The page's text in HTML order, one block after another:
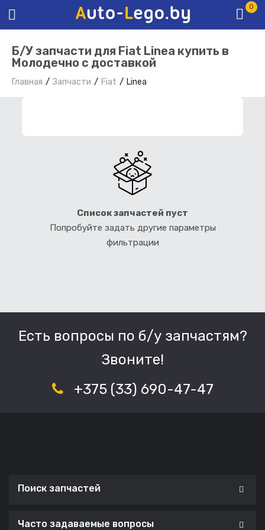
0
Б/У запчасти для Fiat Linea купить в
Молодечно с доставкой
Главная Запчасти Fiat Linea
Список запчастей пуст
Попробуйте задать другие параметры
фильтрации
Есть вопросы по б/у запчастям?
Звоните!
+375 (33) 690-47-47
Поиск запчастей
Часто задаваемые вопросы